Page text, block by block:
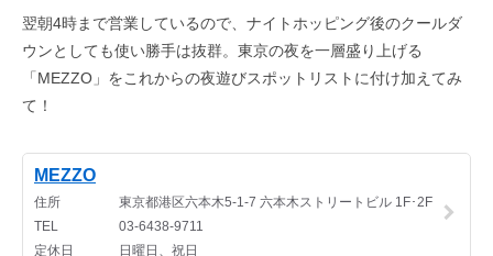
翌朝4時まで営業しているので、ナイトホッピング後のクールダ
ウンとしても使い勝手は抜群。東京の夜を一層盛り上げる
「MEZZO」をこれからの夜遊びスポットリストに付け加えてみ
て！